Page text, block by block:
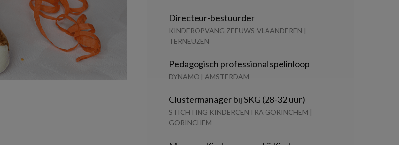
Directeur-bestuurder
KINDEROPVANG ZEEUWS-VLAANDEREN |
TERNEUZEN
Pedagogisch professional spelinloop
DYNAMO | AMSTERDAM
Clustermanager bij SKG (28-32 uur)
STICHTING KINDERCENTRA GORINCHEM |
GORINCHEM